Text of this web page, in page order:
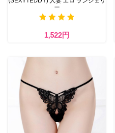
ー
1,522円